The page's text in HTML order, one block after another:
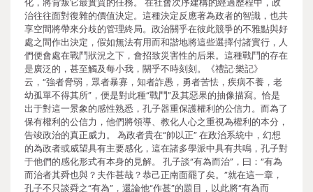
治往往面對復雜的價值決定。這種決定反應著為政者的智識，也共
享空間將帶來分歧的管理終局。政治關乎在彼此競爭的不雅點與好
處之間作出決定，假如無法有用而和諧地將這些選擇付諸實行，人
們便會處在戰鬥狀況之下，會招致災害性的后果。這種戰鬥的存在
是廣泛的，甚至觸及每小我，關乎不時刻刻。《禮記·樂記》
云，“強者脅弱，眾者暴寡，知者詐愚，勇者苦怯，疾病不養，老
幼孤單不得其所”，便是對此種“戰鬥”及其惡果的抽像描寫。恰是
出于對這一景象的感性熟悉，孔子器重保護權利的公信力。而為了
保有權利的公信力，他們將領導、教化人心之重視為權利的本分，
告竣政治的真正威力。 為政者貴在“帥以正” 在政治系統中，幻想
的為政者或威望具有主要感化，這在諸多學派中具有共鳴，孔子對
于他們的感化形式有本身的見解。 孔子談“有為而治”，曰：“有為
而治者其舜也與？夫作甚哉？恭己正南面罷了矣。”就在這一章，
孔子不只談舜之“有為”，還論他“作甚”的題目，以此將“有為而